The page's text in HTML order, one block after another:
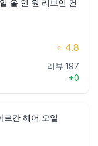
올 인 원 리브인 컨
⭐ 4.8
리뷰 197
+0
르간 헤어 오일